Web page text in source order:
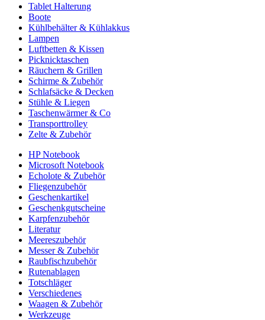
Tablet Halterung
Boote
Kühlbehälter & Kühlakkus
Lampen
Luftbetten & Kissen
Picknicktaschen
Räuchern & Grillen
Schirme & Zubehör
Schlafsäcke & Decken
Stühle & Liegen
Taschenwärmer & Co
Transporttrolley
Zelte & Zubehör
HP Notebook
Microsoft Notebook
Echolote & Zubehör
Fliegenzubehör
Geschenkartikel
Geschenkgutscheine
Karpfenzubehör
Literatur
Meereszubehör
Messer & Zubehör
Raubfischzubehör
Rutenablagen
Totschläger
Verschiedenes
Waagen & Zubehör
Werkzeuge